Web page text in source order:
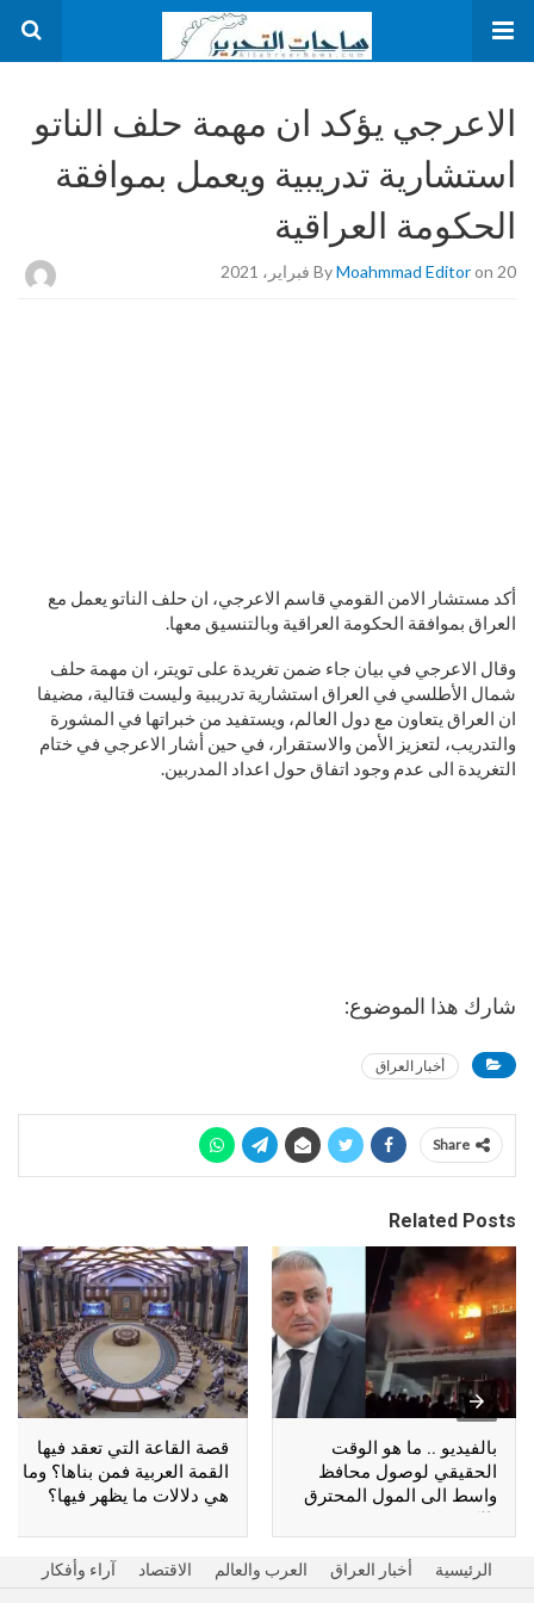
الاعرجي يؤكد ان مهمة حلف الناتو
استشارية تدريبية ويعمل بموافقة
الحكومة العراقية
ByMoahmmad Editoron 20 فبراير، 2021
أكد مستشار الامن القومي قاسم الاعرجي، ان حلف الناتو يعمل مع
العراق بموافقة الحكومة العراقية وبالتنسيق معها.
وقال الاعرجي في بيان جاء ضمن تغريدة على تويتر، ان مهمة حلف
شمال الأطلسي في العراق استشارية تدريبية وليست قتالية، مضيفا
ان العراق يتعاون مع دول العالم، ويستفيد من خبراتها في المشورة
والتدريب، لتعزيز الأمن والاستقرار، في حين أشار الاعرجي في ختام
التغريدة الى عدم وجود اتفاق حول اعداد المدربين.
شارك هذا الموضوع:
أخبار العراق
Share
Related Posts
بالفيديو .. ما هو الوقت
الحقيقي لوصول محافظ
واسط الى المول المحترق
بالكوت؟
قصة القاعة التي تعقد فيها
القمة العربية فمن بناها؟ وما
هي دلالات ما يظهر فيها؟
الرئيسية أخبار العراق العرب والعالم الاقتصاد آراء وأفكار